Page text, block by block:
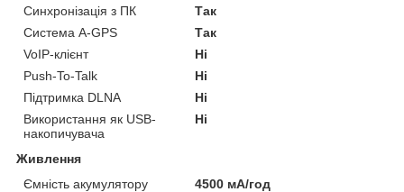
Синхронізація з ПК
Так
Система A-GPS
Так
VoIP-клієнт
Ні
Push-To-Talk
Ні
Підтримка DLNA
Ні
Використання як USB-
накопичувача
Ні
Живлення
Ємність акумулятору
4500 мА/год